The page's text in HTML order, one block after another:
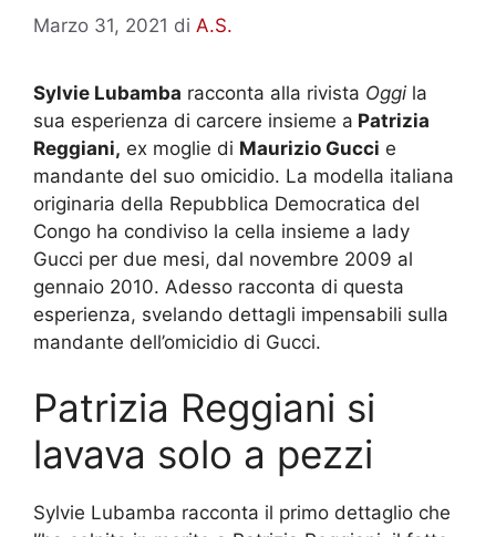
Marzo 31, 2021 di A.S.
Sylvie Lubamba racconta alla rivista Oggi la
sua esperienza di carcere insieme a Patrizia
Reggiani, ex moglie di Maurizio Gucci e
mandante del suo omicidio. La modella italiana
originaria della Repubblica Democratica del
Congo ha condiviso la cella insieme a lady
Gucci per due mesi, dal novembre 2009 al
gennaio 2010. Adesso racconta di questa
esperienza, svelando dettagli impensabili sulla
mandante dell’omicidio di Gucci.
Patrizia Reggiani si
lavava solo a pezzi
Sylvie Lubamba racconta il primo dettaglio che